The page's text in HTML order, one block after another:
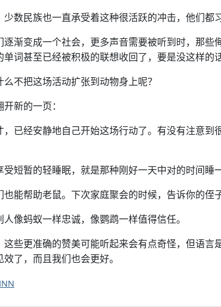
少数民族也一直承受着这种很活跃的冲击，他们都
逐渐变成一个社会，更多声音需要被听到时，那些
单词甚至已经被积极的联想收回了，要是没这样的
么不把这场活动扩张到动物身上呢？
新的一页：
，已经安静地自己开始这场行动了。有没有注意到
受短暂的轻睡眠，就是那种刚好一天中对的时间睡
也能帮助老鼠。下次家庭聚会的时候，告诉你的侄
人像蚂蚁一样忠诚，像鹦鹉一样值得信任。
这些更准确的赞美可能听起来会有点奇怪，但语言
效了，而且我们也会更好。